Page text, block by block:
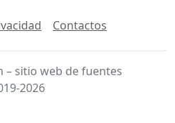
Contactos
sitio web de fuentes
2026